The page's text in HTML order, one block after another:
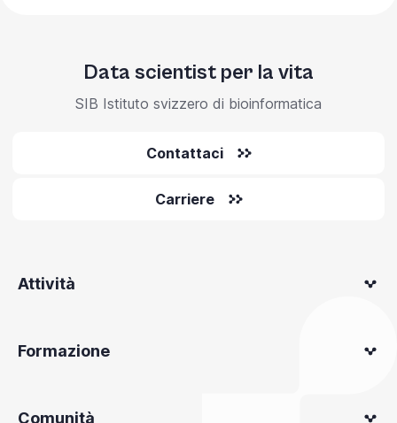
Data scientist per la vita
SIB Istituto svizzero di bioinformatica
Contattaci
Carriere
Attività
Formazione
Comunità